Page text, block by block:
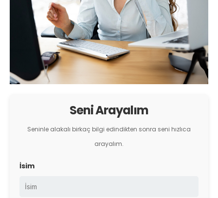
Seni Arayalım
Seninle alakalı birkaç bilgi edindikten sonra seni hızlıca
arayalım.
İsim